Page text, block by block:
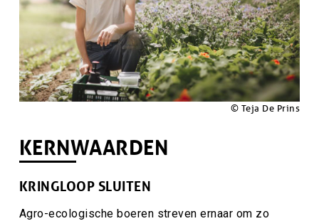
© Teja De Prins
KERNWAARDEN
KRINGLOOP SLUITEN
Agro-ecologische boeren streven ernaar om zo